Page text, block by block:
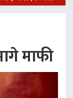
माफी